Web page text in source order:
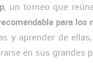
, un torneo que
para los
y aprender de
en sus grandes